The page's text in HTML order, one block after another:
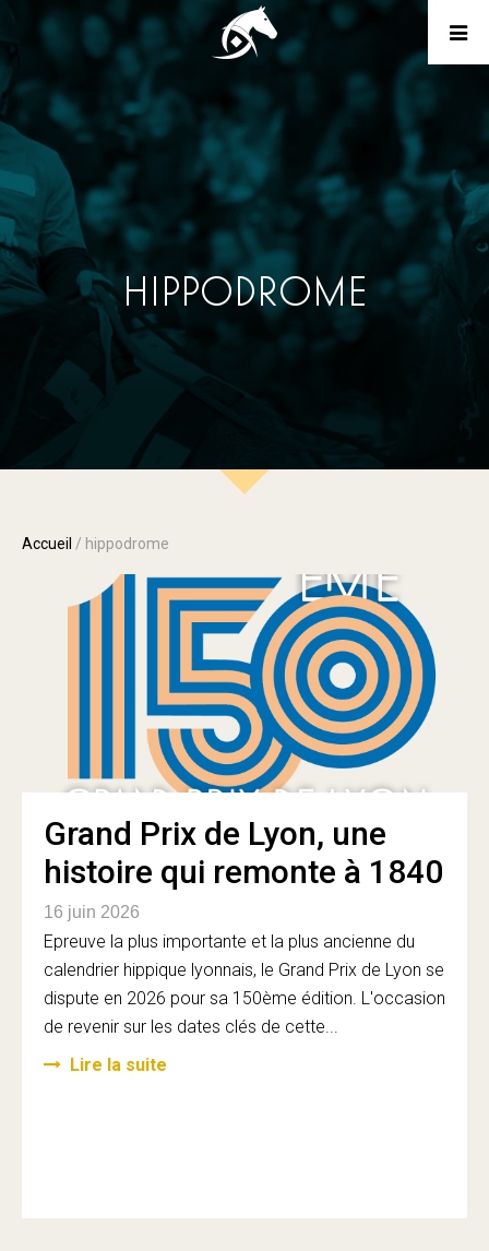
HIPPODROME
Accueil / hippodrome
Grand Prix de Lyon, une
histoire qui remonte à 1840
16 juin 2026
Epreuve la plus importante et la plus ancienne du
calendrier hippique lyonnais, le Grand Prix de Lyon se
dispute en 2026 pour sa 150ème édition. L'occasion
de revenir sur les dates clés de cette...
Lire la suite